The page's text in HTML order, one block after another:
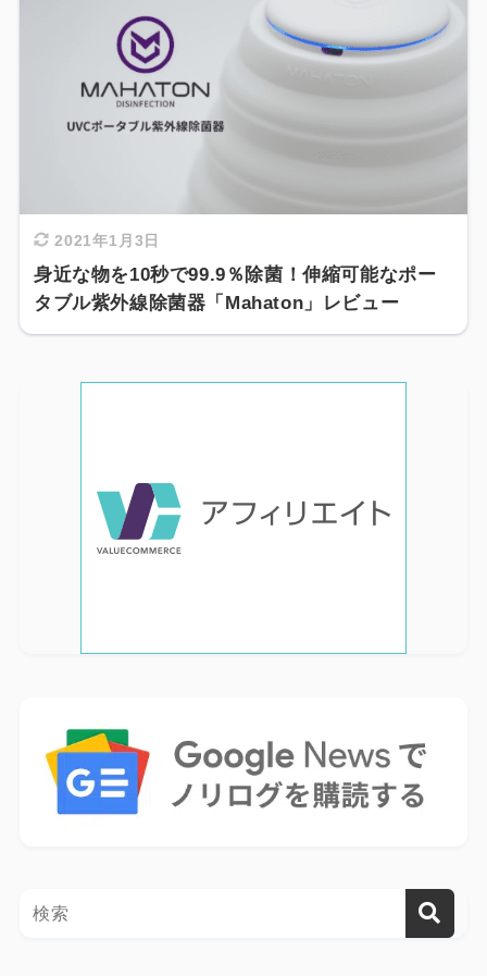
2021年1月3日
身近な物を10秒で99.9％除菌！伸縮可能なポー
タブル紫外線除菌器「Mahaton」レビュー